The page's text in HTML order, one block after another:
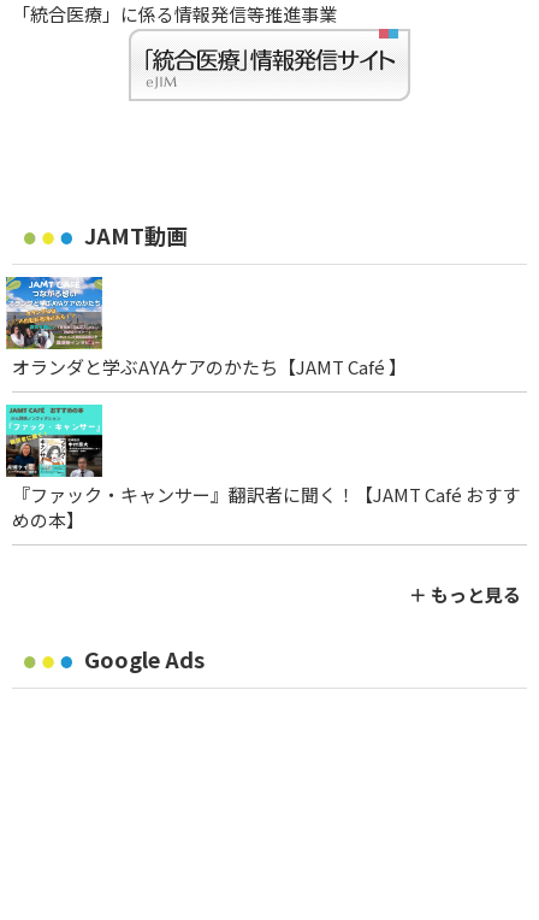
「統合医療」に係る情報発信等推進事業
JAMT動画
オランダと学ぶAYAケアのかたち【JAMT Café 】
『ファック・キャンサー』翻訳者に聞く！【JAMT Café おすす
めの本】
＋ もっと見る
Google Ads